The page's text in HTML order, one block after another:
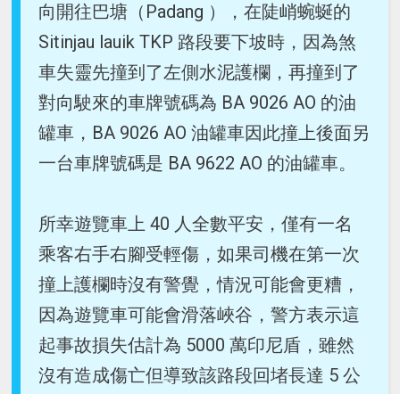
向開往巴塘（Padang ），在陡峭蜿蜒的
Sitinjau lauik TKP 路段要下坡時，因為煞
車失靈先撞到了左側水泥護欄，再撞到了
對向駛來的車牌號碼為 BA 9026 AO 的油
罐車，BA 9026 AO 油罐車因此撞上後面另
一台車牌號碼是 BA 9622 AO 的油罐車。
所幸遊覽車上 40 人全數平安，僅有一名
乘客右手右腳受輕傷，如果司機在第一次
撞上護欄時沒有警覺，情況可能會更糟，
因為遊覽車可能會滑落峽谷，警方表示這
起事故損失估計為 5000 萬印尼盾，雖然
沒有造成傷亡但導致該路段回堵長達 5 公